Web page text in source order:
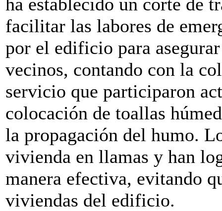
facilitar las labores de
por el edificio para
vecinos, contando con la
servicio que participaron
colocación de toallas
la propagación del humo.
vivienda en llamas y han
manera efectiva, evitando
viviendas del edificio.